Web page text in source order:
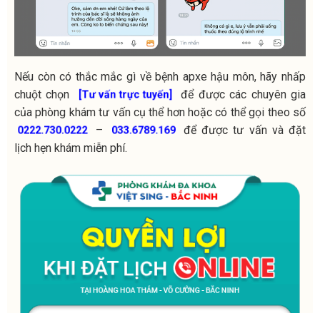
Nếu còn có thắc mắc gì về bệnh apxe hậu môn, hãy nhấp
chuột chọn
[Tư vấn trực tuyến]
để được các chuyên gia
của phòng khám tư vấn cụ thể hơn hoặc có thể gọi theo số
0222.730.0222 – 033.6789.169
để được tư vấn và đặt
lịch hẹn khám miễn phí.